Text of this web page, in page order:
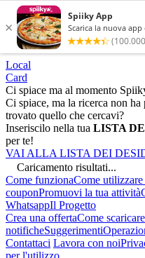
Local
Card
Ci spiace ma al momento
Ci spiace, ma la ricerca non
trovato quello che cercavi?
Inseriscilo nella tua LISTA
per te!
VAI ALLA LISTA DEI
Caricamento risultati...
Come funzionaCome
couponPromuovi la tua attività
WhatsappIl Progetto
Crea una offertaCome
notificheSuggerimenti
Contattaci Lavora con noi
per l'utilizzo